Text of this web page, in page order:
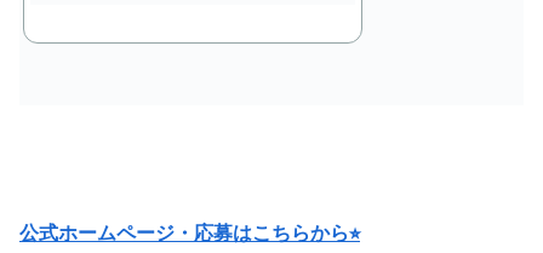
公式ホームページ・応募はこちらから⭐︎